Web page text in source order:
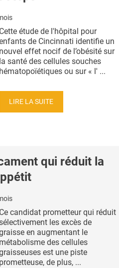
Cette étude de l'hôpital pour
de Cincinnati identifie un
nouvel effet nocif de l’obésité sur
la santé des cellules souches
hématopoïétiques ou sur « l' ...
LIRE LA SUITE
qui réduit la
Ce candidat prometteur qui réduit
les excès de
en augmentant le
métabolisme des cellules
est une piste
prometteuse, de plus, ...